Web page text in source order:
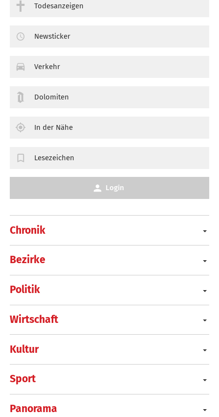
Chronik
Bezirke
Politik
Wirtschaft
Kultur
Sport
Panorama
Todesanzeigen
Newsticker
Verkehr
Dolomiten
In der Nähe
Lesezeichen
Login